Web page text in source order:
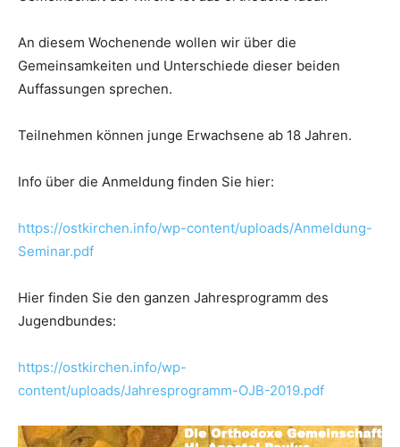
An diesem Wochenende wollen wir über die
Gemeinsamkeiten und Unterschiede dieser beiden
Auffassungen sprechen.
Teilnehmen können junge Erwachsene ab 18 Jahren.
Info über die Anmeldung finden Sie hier:
https://ostkirchen.info/wp-content/uploads/Anmeldung-
Seminar.pdf
Hier finden Sie den ganzen Jahresprogramm des
Jugendbundes:
https://ostkirchen.info/wp-
content/uploads/Jahresprogramm-OJB-2019.pdf